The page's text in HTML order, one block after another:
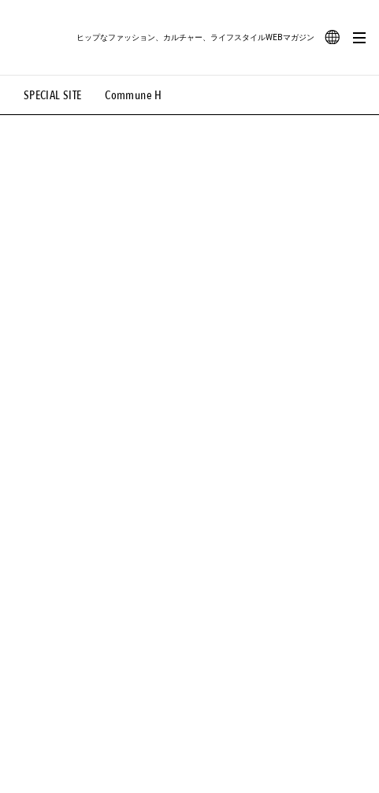
SPECIAL SITE Commune H
ヒップなファッション、カルチャー、ライフスタイルWEBマガジン
#路地裏てぃーん。 #MONTHLY JOURNAL
#MOVIE #LIFESTYLE #SNEAKER #OUTDOOR